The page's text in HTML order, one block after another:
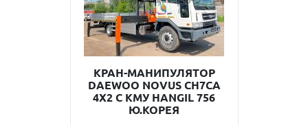
КРАН-МАНИПУЛЯТОР
DAEWOO NOVUS CH7CA
4Х2 С КМУ HANGIL 756
Ю.КОРЕЯ